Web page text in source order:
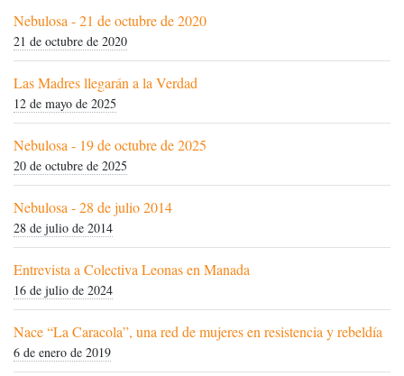
Nebulosa - 21 de octubre de 2020
21 de octubre de 2020
Las Madres llegarán a la Verdad
12 de mayo de 2025
Nebulosa - 19 de octubre de 2025
20 de octubre de 2025
Nebulosa - 28 de julio 2014
28 de julio de 2014
Entrevista a Colectiva Leonas en Manada
16 de julio de 2024
Nace “La Caracola”, una red de mujeres en resistencia y rebeldía
6 de enero de 2019